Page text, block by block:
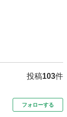
投稿103件
フォローする